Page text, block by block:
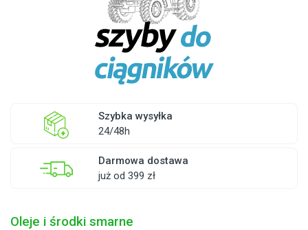
Szybka wysyłka
24/48h
Darmowa dostawa
już od 399 zł
Oleje i środki smarne